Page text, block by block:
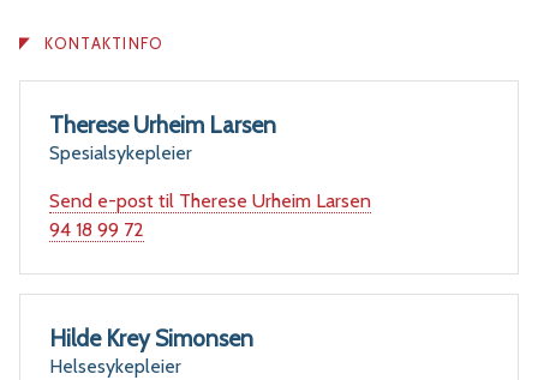
KONTAKTINFO
Therese Urheim Larsen
Spesialsykepleier
Send e-post til Therese Urheim Larsen
Telefon
94 18 99 72
Hilde Krey Simonsen
Helsesykepleier